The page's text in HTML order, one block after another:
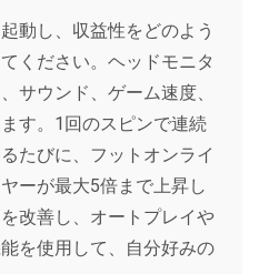
動し、収益性をどのよう
ください。ヘッドモニタ
サウンド、ゲーム速度、
す。1回のスピンで連続
たびに、フットオンライ
ーが最大5倍まで上昇し
改善し、オートプレイや
を使用して、自分好みの